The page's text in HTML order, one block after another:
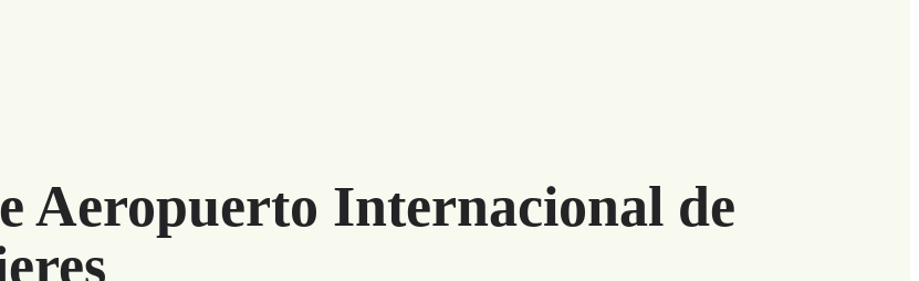
Aeropuerto Internacional de